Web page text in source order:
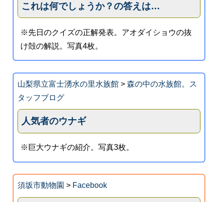
これは何でしょうか？の答えは…
※先日のクイズの正解発表。アオダイショウの抜
け殻の解説。写真4枚。
山梨県立富士湧水の里水族館> 森の中の水族館。ス
タッフブログ
人気者のウナギ
※巨大ウナギの紹介。写真3枚。
須坂市動物園 > Facebook